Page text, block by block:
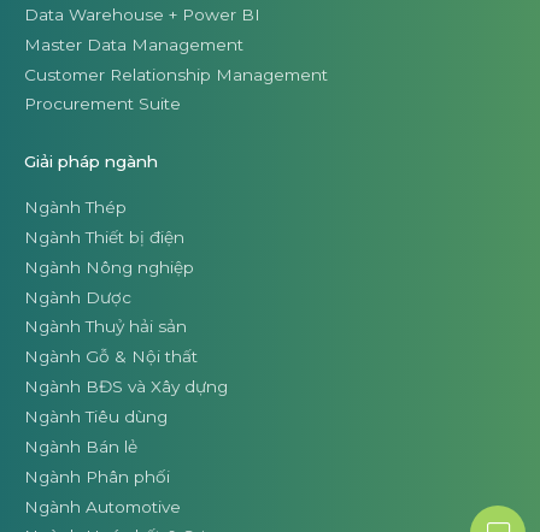
Data Warehouse + Power BI
Master Data Management
Customer Relationship Management
Procurement Suite
Giải pháp ngành
Ngành Thép
Ngành Thiết bị điện
Ngành Nông nghiệp
Ngành Dược
Ngành Thuỷ hải sản
Ngành Gỗ & Nội thất
Ngành BĐS và Xây dựng
Ngành Tiêu dùng
Ngành Bán lẻ
Ngành Phân phối
Ngành Automotive